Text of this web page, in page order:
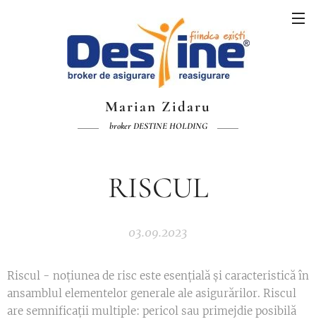
Marian Zidaru
broker DESTINE HOLDING
RISCUL
03.09.2023
Riscul - noțiunea de risc este esențială și caracteristică în
ansamblul elementelor generale ale asigurărilor. Riscul
are semnificații multiple: pericol sau primejdie posibilă